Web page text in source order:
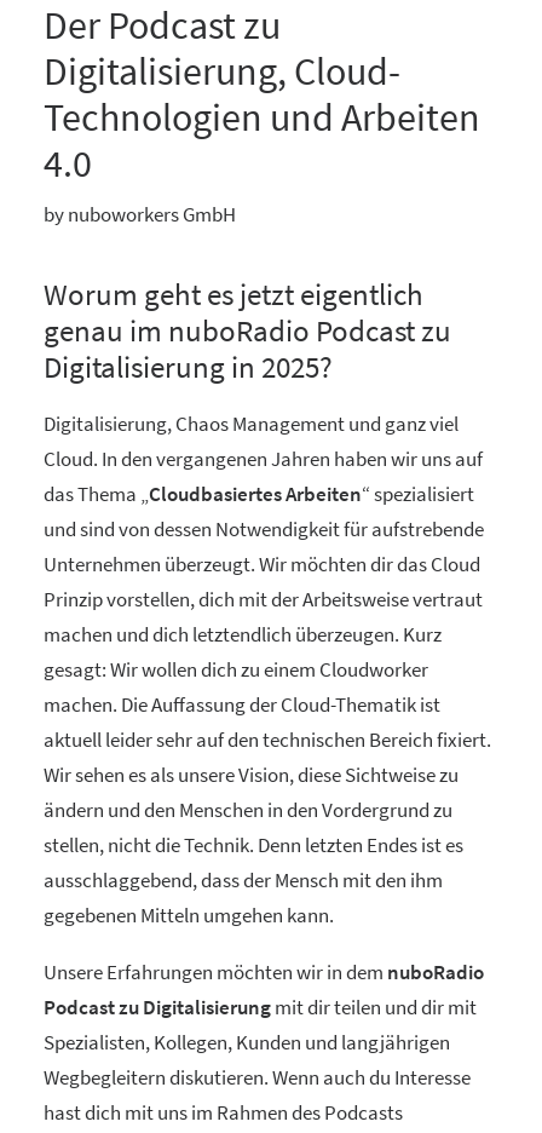
Der Podcast zu
Digitalisierung, Cloud-
Technologien und Arbeiten
4.0
by nuboworkers GmbH
Worum geht es jetzt eigentlich
genau im nuboRadio Podcast zu
Digitalisierung in 2025?
Digitalisierung, Chaos Management und ganz viel
Cloud. In den vergangenen Jahren haben wir uns auf
das Thema „Cloudbasiertes Arbeiten“ spezialisiert
und sind von dessen Notwendigkeit für aufstrebende
Unternehmen überzeugt. Wir möchten dir das Cloud
Prinzip vorstellen, dich mit der Arbeitsweise vertraut
machen und dich letztendlich überzeugen. Kurz
gesagt: Wir wollen dich zu einem Cloudworker
machen. Die Auffassung der Cloud-Thematik ist
aktuell leider sehr auf den technischen Bereich fixiert.
Wir sehen es als unsere Vision, diese Sichtweise zu
ändern und den Menschen in den Vordergrund zu
stellen, nicht die Technik. Denn letzten Endes ist es
ausschlaggebend, dass der Mensch mit den ihm
gegebenen Mitteln umgehen kann.
Unsere Erfahrungen möchten wir in dem nuboRadio
Podcast zu Digitalisierungmit dir teilen und dir mit
Spezialisten, Kollegen, Kunden und langjährigen
Wegbegleitern diskutieren. Wenn auch du Interesse
hast dich mit uns im Rahmen des Podcasts